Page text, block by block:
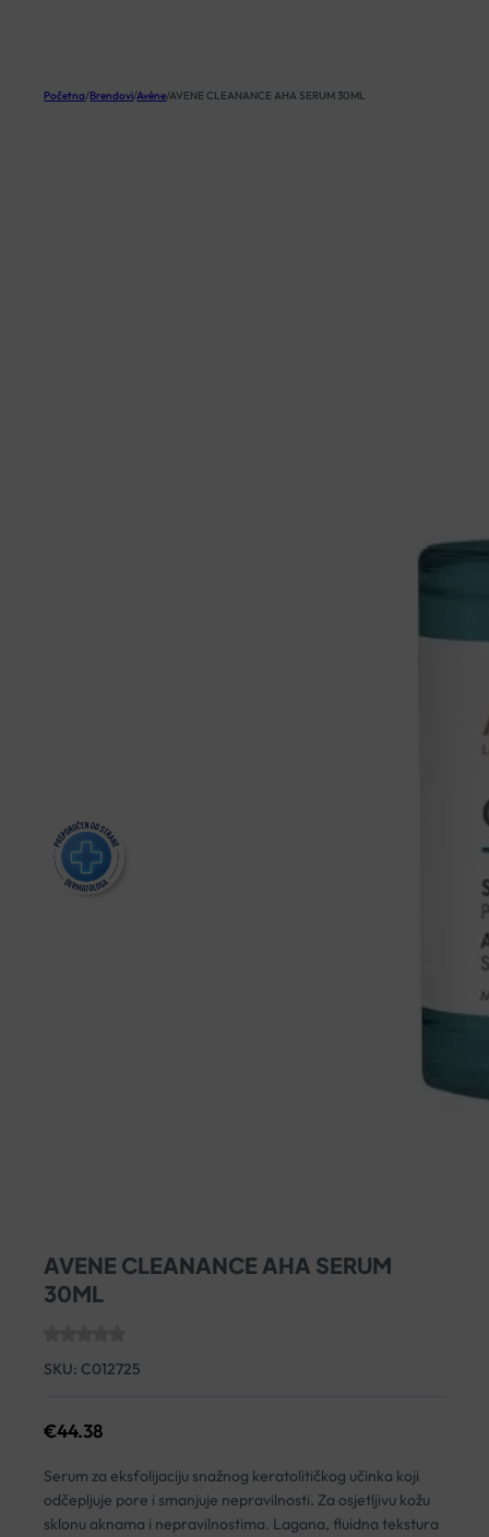
Početna/Brendovi/Avène/AVENE CLEANANCE AHA SERUM 30ML
AVENE CLEANANCE AHA SERUM
30ML
SKU: C012725
€44.38
Serum za eksfolijaciju snažnog keratolitičkog učinka koji
odčepljuje pore i smanjuje nepravilnosti. Za osjetljivu kožu
sklonu aknama i nepravilnostima. Lagana, fluidna tekstura